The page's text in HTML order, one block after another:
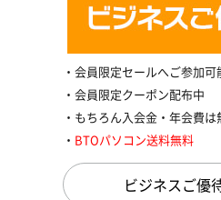
会員限定セールへご参加可
会員限定クーポン配布中
もちろん入会金・年会費は
BTOパソコン送料無料
ビジネスご優